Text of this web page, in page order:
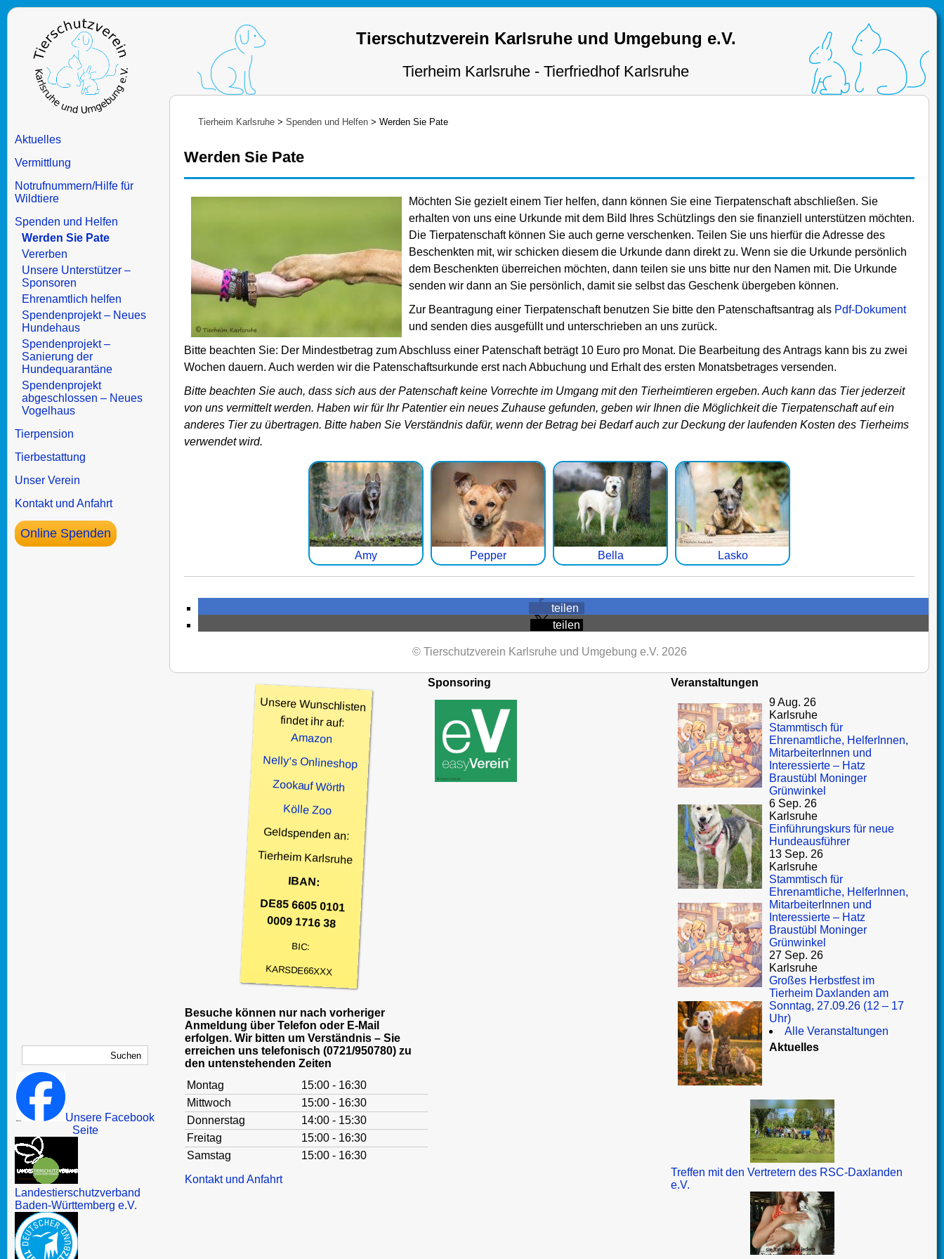
Tierschutzverein Karlsruhe und Umgebung e.V.
Tierheim Karlsruhe - Tierfriedhof Karlsruhe
Aktuelles
Vermittlung
Notrufnummern/Hilfe für
Wildtiere
Spenden und Helfen
Werden Sie Pate
Vererben
Unsere Unterstützer –
Sponsoren
Ehrenamtlich helfen
Spendenprojekt – Neues
Hundehaus
Spendenprojekt –
Sanierung der
Hundequarantäne
Spendenprojekt
abgeschlossen – Neues
Vogelhaus
Tierpension
Tierbestattung
Unser Verein
Kontakt und Anfahrt
Online Spenden
Unsere Facebook
Seite
Landestierschutzverband
Baden-Württemberg e.V.
Tierheim Karlsruhe > Spenden und Helfen > Werden Sie Pate
Werden Sie Pate
Möchten Sie gezielt einem Tier helfen, dann können Sie eine Tierpatenschaft abschließen. Sie
erhalten von uns eine Urkunde mit dem Bild Ihres Schützlings den sie finanziell unterstützen möchten.
Die Tierpatenschaft können Sie auch gerne verschenken. Teilen Sie uns hierfür die Adresse des
Beschenkten mit, wir schicken diesem die Urkunde dann direkt zu. Wenn sie die Urkunde persönlich
dem Beschenkten überreichen möchten, dann teilen sie uns bitte nur den Namen mit. Die Urkunde
senden wir dann an Sie persönlich, damit sie selbst das Geschenk übergeben können.
Zur Beantragung einer Tierpatenschaft benutzen Sie bitte den Patenschaftsantrag als Pdf-Dokument
und senden dies ausgefüllt und unterschrieben an uns zurück.
Bitte beachten Sie: Der Mindestbetrag zum Abschluss einer Patenschaft beträgt 10 Euro pro Monat. Die Bearbeitung des Antrags kann bis zu zwei
Wochen dauern. Auch werden wir die Patenschaftsurkunde erst nach Abbuchung und Erhalt des ersten Monatsbetrages versenden.
Bitte beachten Sie auch, dass sich aus der Patenschaft keine Vorrechte im Umgang mit den Tierheimtieren ergeben. Auch kann das Tier jederzeit
von uns vermittelt werden. Haben wir für Ihr Patentier ein neues Zuhause gefunden, geben wir Ihnen die Möglichkeit die Tierpatenschaft auf ein
anderes Tier zu übertragen. Bitte haben Sie Verständnis dafür, wenn der Betrag bei Bedarf auch zur Deckung der laufenden Kosten des Tierheims
verwendet wird.
Amy Pepper Bella Lasko
teilen
teilen
© Tierschutzverein Karlsruhe und Umgebung e.V. 2026
Unsere Wunschlisten
findet ihr auf:
Amazon
Nelly’s Onlineshop
Zookauf Wörth
Kölle Zoo
Geldspenden an:
Tierheim Karlsruhe
IBAN:
DE85 6605 0101
0009 1716 38
BIC:
KARSDE66XXX
Besuche können nur nach vorheriger
Anmeldung über Telefon oder E-Mail
erfolgen. Wir bitten um Verständnis – Sie
erreichen uns telefonisch (0721/950780) zu
den untenstehenden Zeiten
Montag
15:00 - 16:30
Mittwoch
15:00 - 16:30
Donnerstag
14:00 - 15:30
Freitag
15:00 - 16:30
Samstag
15:00 - 16:30
Kontakt und Anfahrt
Sponsoring
Veranstaltungen
9 Aug. 26
Karlsruhe
Stammtisch für
Ehrenamtliche, HelferInnen,
MitarbeiterInnen und
Interessierte – Hatz
Braustübl Moninger
Grünwinkel
6 Sep. 26
Karlsruhe
Einführungskurs für neue
Hundeausführer
13 Sep. 26
Karlsruhe
Stammtisch für
Ehrenamtliche, HelferInnen,
MitarbeiterInnen und
Interessierte – Hatz
Braustübl Moninger
Grünwinkel
27 Sep. 26
Karlsruhe
Großes Herbstfest im
Tierheim Daxlanden am
Sonntag, 27.09.26 (12 – 17
Uhr)
Alle Veranstaltungen
Aktuelles
Treffen mit den Vertretern des RSC-Daxlanden
e.V.